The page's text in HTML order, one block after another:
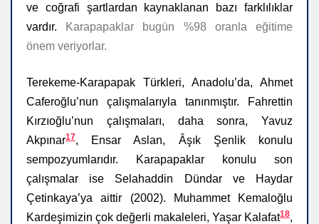
ve coğrafi şartlardan kaynaklanan bazı farklılıklar
vardır.
Karapapaklar bugün %98 oranla eğitime
önem veriyorlar.
Terekeme-Karapapak Türkleri, Anadolu’da, Ahmet
Caferoğlu’nun çalışmalarıyla tanınmıştır. Fahrettin
Kırzıoğlu’nun çalışmaları, daha sonra, Yavuz
Akpınar17, Ensar Aslan, Âşık Şenlik konulu
sempozyumlarıdır. Karapapaklar konulu son
çalışmalar ise Selahaddin Dündar ve Haydar
Çetinkaya’ya aittir (2002). Muhammet Kemaloğlu
Kardeşimizin çok değerli makaleleri, Yaşar Kalafat18,